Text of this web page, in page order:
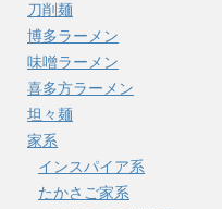
刀削麺
博多ラーメン
味噌ラーメン
喜多方ラーメン
坦々麺
家系
インスパイア系
たかさご家系